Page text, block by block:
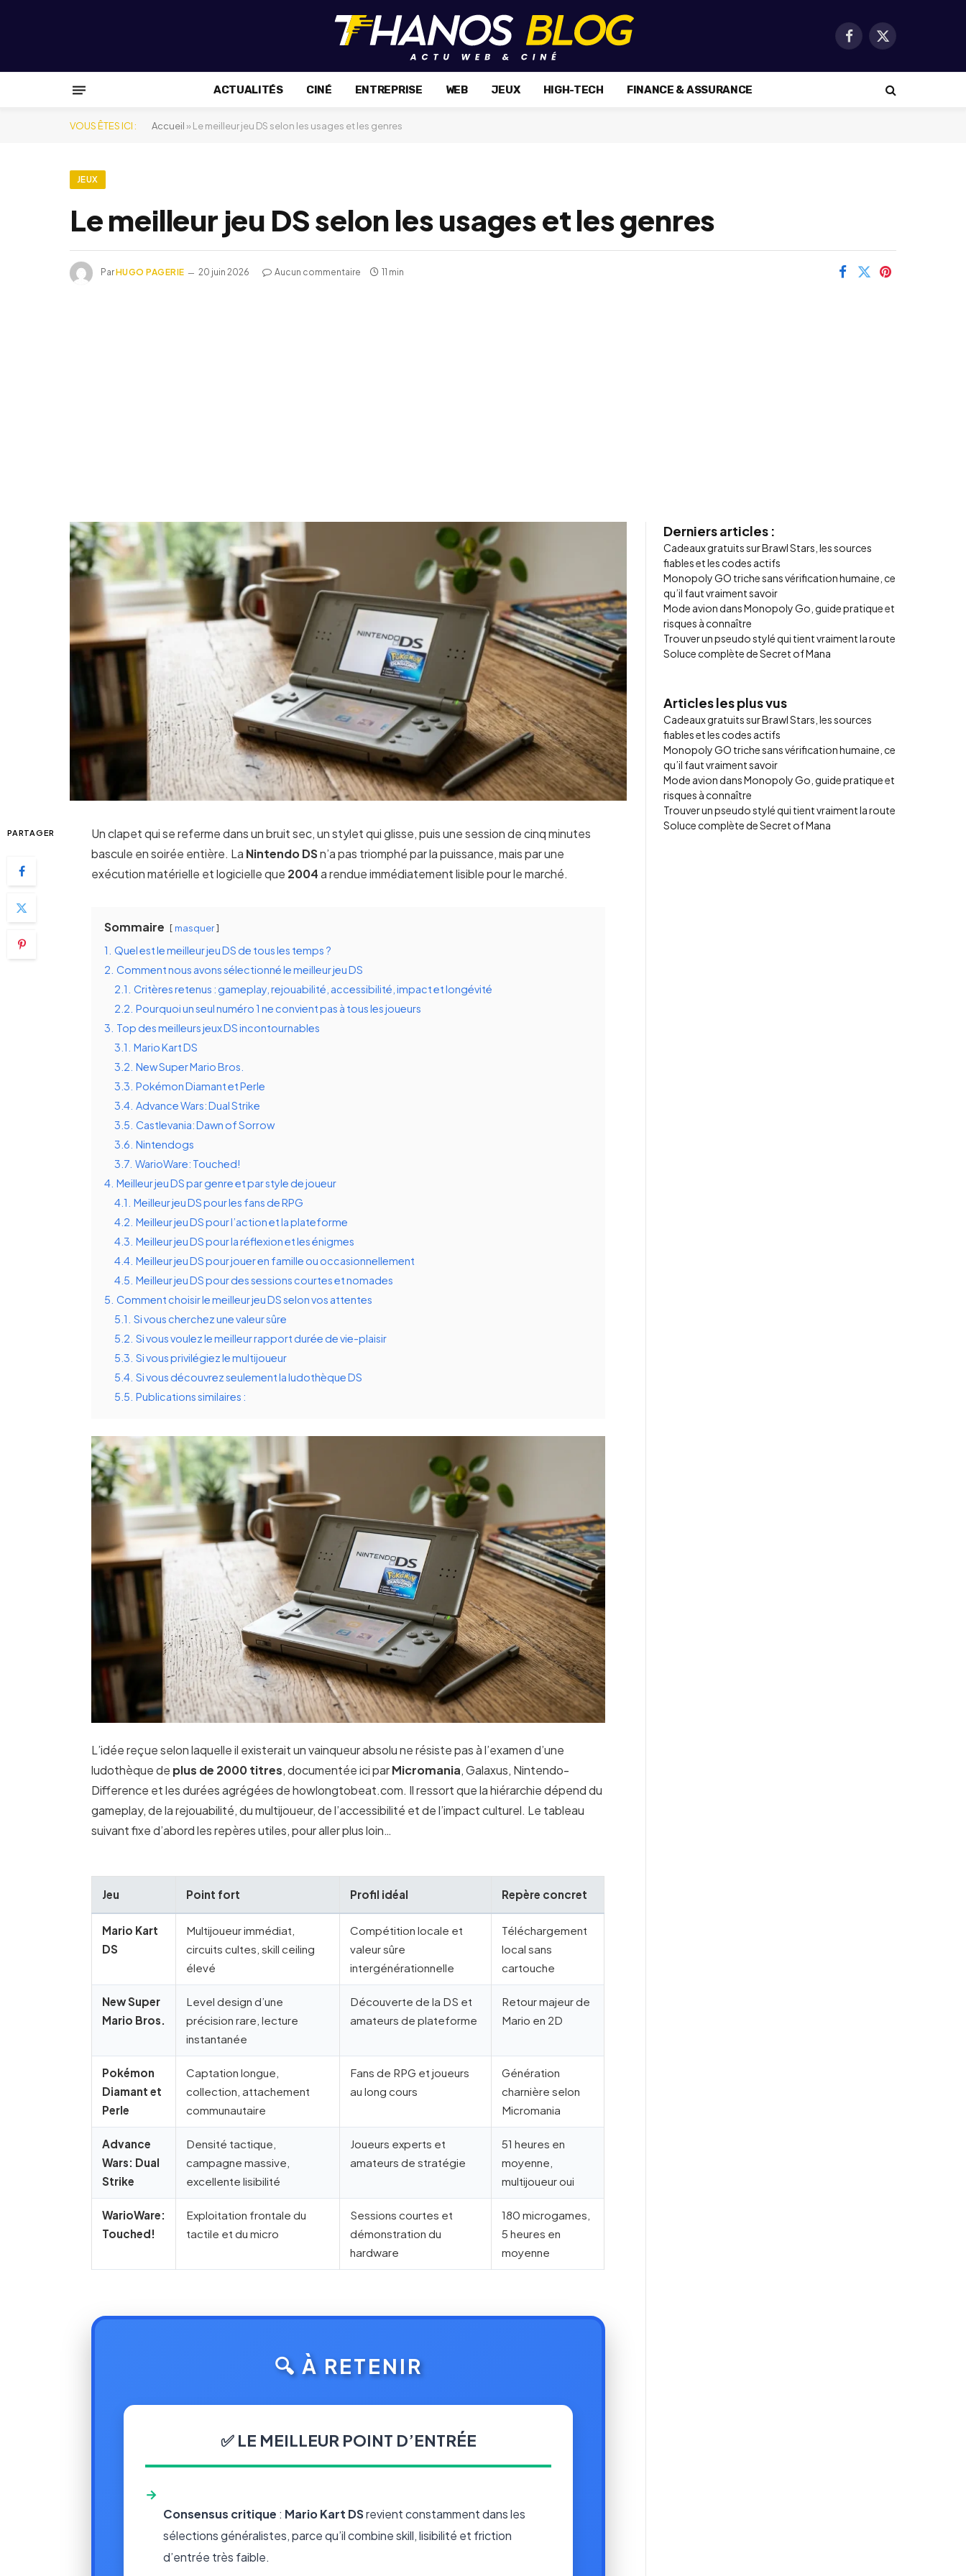
Facebook
X
ACTUALITÉS CINÉ ENTREPRISE WEB JEUX HIGH-TECH FINANCE & ASSURANCE
VOUS ÊTES ICI : Accueil »Le meilleur jeu DS selon les usages et les genres
JEUX
Le meilleur jeu DS selon les usages et les genres
ParHUGO PAGERIE 20 juin 2026 Aucun commentaire 11 min
PARTAGER
Un clapet qui se referme dans un bruit sec, un stylet qui glisse, puis une session de cinq minutes
bascule en soirée entière. La Nintendo DSn’a pas triomphé par la puissance, mais par une
exécution matérielle et logicielle que 2004a rendue immédiatement lisible pour le marché.
Sommaire masquer
1. Quel est le meilleur jeu DS de tous les temps ?
2. Comment nous avons sélectionné le meilleur jeu DS
2.1. Critères retenus : gameplay, rejouabilité, accessibilité, impact et longévité
2.2. Pourquoi un seul numéro 1 ne convient pas à tous les joueurs
3. Top des meilleurs jeux DS incontournables
3.1. Mario Kart DS
3.2. New Super Mario Bros.
3.3. Pokémon Diamant et Perle
3.4. Advance Wars: Dual Strike
3.5. Castlevania: Dawn of Sorrow
3.6. Nintendogs
3.7. WarioWare: Touched!
4. Meilleur jeu DS par genre et par style de joueur
4.1. Meilleur jeu DS pour les fans de RPG
4.2. Meilleur jeu DS pour l’action et la plateforme
4.3. Meilleur jeu DS pour la réflexion et les énigmes
4.4. Meilleur jeu DS pour jouer en famille ou occasionnellement
4.5. Meilleur jeu DS pour des sessions courtes et nomades
5. Comment choisir le meilleur jeu DS selon vos attentes
5.1. Si vous cherchez une valeur sûre
5.2. Si vous voulez le meilleur rapport durée de vie-plaisir
5.3. Si vous privilégiez le multijoueur
5.4. Si vous découvrez seulement la ludothèque DS
5.5. Publications similaires :
L’idée reçue selon laquelle il existerait un vainqueur absolu ne résiste pas à l’examen d’une
ludothèque de plus de 2000 titres, documentée ici parMicromania, Galaxus, Nintendo-
Difference et les durées agrégées de howlongtobeat.com. Il ressort que la hiérarchie dépend du
gameplay, de la rejouabilité, du multijoueur, de l’accessibilité et de l’impact culturel. Le tableau
suivant fixe d’abord les repères utiles, pour aller plus loin…
Jeu Point fort Profil idéal Repère concret
Mario Kart
DS
Multijoueur immédiat,
circuits cultes, skill ceiling
élevé
Compétition locale et
valeur sûre
intergénérationnelle
Téléchargement
local sans
cartouche
New Super
Mario Bros.
Level design d’une
précision rare, lecture
instantanée
Découverte de la DS et
amateurs de plateforme
Retour majeur de
Mario en 2D
Pokémon
Diamant et
Perle
Captation longue,
collection, attachement
communautaire
Fans de RPG et joueurs
au long cours
Génération
charnière selon
Micromania
Advance
Wars: Dual
Strike
Densité tactique,
campagne massive,
excellente lisibilité
Joueurs experts et
amateurs de stratégie
51 heures en
moyenne,
multijoueur oui
WarioWare:
Touched!
Exploitation frontale du
tactile et du micro
Sessions courtes et
démonstration du
hardware
180 microgames,
5 heures en
moyenne
🔍 À RETENIR
✅ LE MEILLEUR POINT D’ENTRÉE
→
Consensus critique : Mario Kart DSrevient constamment dans les
sélections généralistes, parce qu’il combine skill, lisibilité et friction
d’entrée très faible.
Derniers articles :
Cadeaux gratuits sur Brawl Stars, les sources
fiables et les codes actifs
Monopoly GO triche sans vérification humaine, ce
qu’il faut vraiment savoir
Mode avion dans Monopoly Go, guide pratique et
risques à connaître
Trouver un pseudo stylé qui tient vraiment la route
Soluce complète de Secret of Mana
Articles les plus vus
Cadeaux gratuits sur Brawl Stars, les sources
fiables et les codes actifs
Monopoly GO triche sans vérification humaine, ce
qu’il faut vraiment savoir
Mode avion dans Monopoly Go, guide pratique et
risques à connaître
Trouver un pseudo stylé qui tient vraiment la route
Soluce complète de Secret of Mana